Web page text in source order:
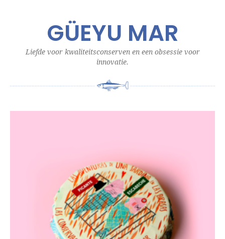
GÜEYU MAR
Liefde voor kwaliteitsconserven en een obsessie voor
innovatie.